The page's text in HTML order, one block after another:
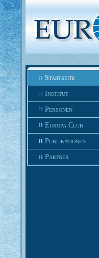
Startseite
Institut
Personen
Europa Club
Publikationen
Partner